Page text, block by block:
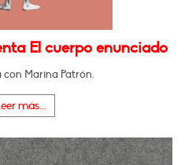
El cuerpo enunciado
Marina Patrón.
más...